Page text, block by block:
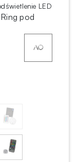
LED
pod